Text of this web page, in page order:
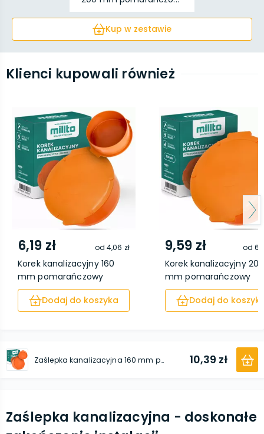
Kup w zestawie
Klienci kupowali również
6,19 zł od4,06 zł
Korek kanalizacyjny 160
mm pomarańczowy
Dodaj do koszyka
9,59 zł od
Korek kanalizacyjny 200
mm pomarańczowy
Dodaj do
Zaślepka kanalizacyjna 160 mm pomarańczowy 10,39 zł
Zaślepka kanalizacyjna - doskonałe